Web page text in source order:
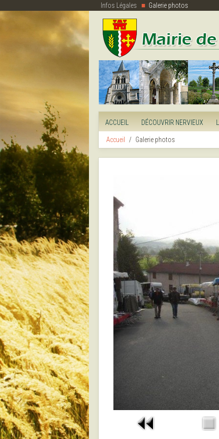
Infos Légales Galerie photos
ACCUEIL DÉCOUVRIR NERVIEUX
Accueil Galerie photos